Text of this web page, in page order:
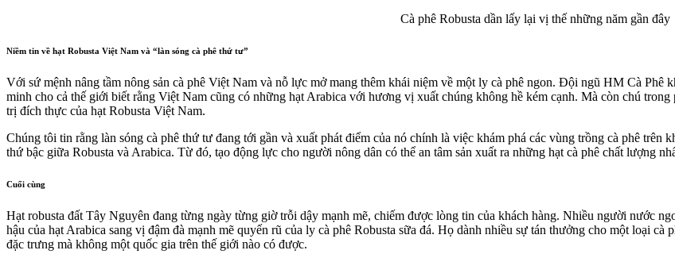
Cà phê Robusta dần lấy lại vị thế những năm gần đây
Niềm tin về hạt Robusta Việt Nam và “làn sóng cà phê thứ tư”
Với sứ mệnh nâng tầm nông sản cà phê Việt Nam và nỗ lực mở mang thêm khái niệm về một ly cà phê ngon. Đội ngũ HM Cà
minh cho cả thế giới biết rằng Việt Nam cũng có những hạt Arabica với hương vị xuất chúng không hề kém cạnh. Mà còn chú
trị đích thực của hạt Robusta Việt Nam.
Chúng tôi tin rằng làn sóng cà phê thứ tư đang tới gần và xuất phát điểm của nó chính là việc khám phá các vùng trồng cà phê
thứ bậc giữa Robusta và Arabica. Từ đó, tạo động lực cho người nông dân có thể an tâm sản xuất ra những hạt cà phê chất lượng
Cuối cùng
Hạt robusta đất Tây Nguyên đang từng ngày từng giờ trỗi dậy mạnh mẽ, chiếm được lòng tin của khách hàng. Nhiều người nước
hậu của hạt Arabica sang vị đậm đà mạnh mẽ quyến rũ của ly cà phê Robusta sữa đá. Họ dành nhiều sự tán thưởng cho một loại
đặc trưng mà không một quốc gia trên thế giới nào có được.